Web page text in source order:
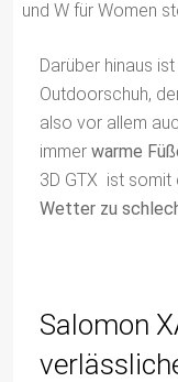
Darüber hinaus
Outdoorschuh,
also vor allem
immer warme
3D GTX ist somit
Wetter zu
Salomon